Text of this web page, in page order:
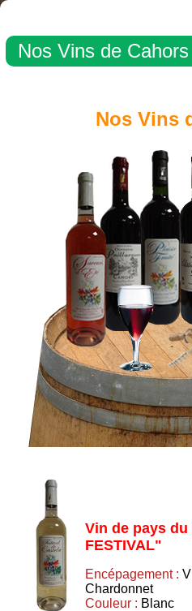
Nos Vins de Cahors
Nos Vins
Vin de pays
FESTIVAL"
Encépagement :
Chardonnet
Couleur : Blanc